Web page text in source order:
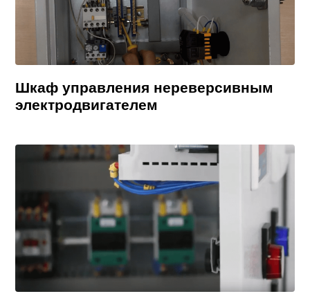
Шкаф управления нереверсивным
электродвигателем